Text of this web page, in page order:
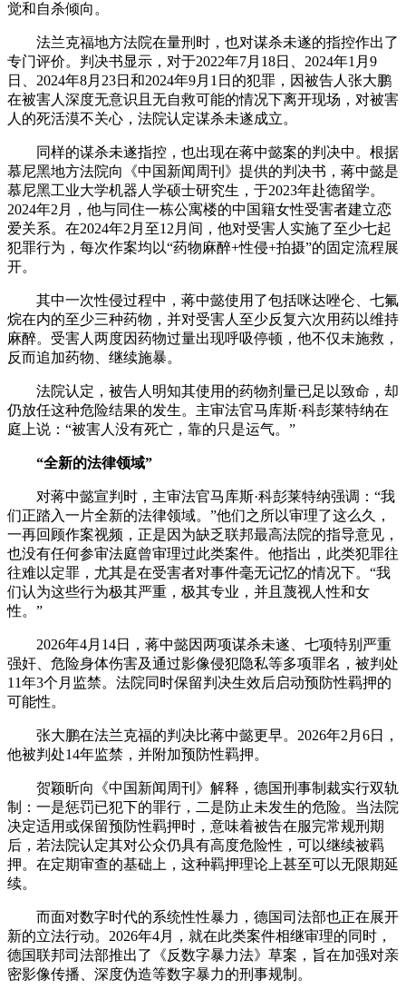
觉和自杀倾向。
法兰克福地方法院在量刑时，也对谋杀未遂的指控作出了
专门评价。判决书显示，对于2022年7月18日、2024年1月9
日、2024年8月23日和2024年9月1日的犯罪，因被告人张大鹏
在被害人深度无意识且无自救可能的情况下离开现场，对被害
人的死活漠不关心，法院认定谋杀未遂成立。
同样的谋杀未遂指控，也出现在蒋中懿案的判决中。根据
慕尼黑地方法院向《中国新闻周刊》提供的判决书，蒋中懿是
慕尼黑工业大学机器人学硕士研究生，于2023年赴德留学。
2024年2月，他与同住一栋公寓楼的中国籍女性受害者建立恋
爱关系。在2024年2月至12月间，他对受害人实施了至少七起
犯罪行为，每次作案均以“药物麻醉+性侵+拍摄”的固定流程展
开。
其中一次性侵过程中，蒋中懿使用了包括咪达唑仑、七氟
烷在内的至少三种药物，并对受害人至少反复六次用药以维持
麻醉。受害人两度因药物过量出现呼吸停顿，他不仅未施救，
反而追加药物、继续施暴。
法院认定，被告人明知其使用的药物剂量已足以致命，却
仍放任这种危险结果的发生。主审法官马库斯·科彭莱特纳在
庭上说：“被害人没有死亡，靠的只是运气。”
“全新的法律领域”
对蒋中懿宣判时，主审法官马库斯·科彭莱特纳强调：“我
们正踏入一片全新的法律领域。”他们之所以审理了这么久，
一再回顾作案视频，正是因为缺乏联邦最高法院的指导意见，
也没有任何参审法庭曾审理过此类案件。他指出，此类犯罪往
往难以定罪，尤其是在受害者对事件毫无记忆的情况下。“我
们认为这些行为极其严重，极其专业，并且蔑视人性和女
性。”
2026年4月14日，蒋中懿因两项谋杀未遂、七项特别严重
强奸、危险身体伤害及通过影像侵犯隐私等多项罪名，被判处
11年3个月监禁。法院同时保留判决生效后启动预防性羁押的
可能性。
张大鹏在法兰克福的判决比蒋中懿更早。2026年2月6日，
他被判处14年监禁，并附加预防性羁押。
贺颖昕向《中国新闻周刊》解释，德国刑事制裁实行双轨
制：一是惩罚已犯下的罪行，二是防止未发生的危险。当法院
决定适用或保留预防性羁押时，意味着被告在服完常规刑期
后，若法院认定其对公众仍具有高度危险性，可以继续被羁
押。在定期审查的基础上，这种羁押理论上甚至可以无限期延
续。
而面对数字时代的系统性性暴力，德国司法部也正在展开
新的立法行动。2026年4月，就在此类案件相继审理的同时，
德国联邦司法部推出了《反数字暴力法》草案，旨在加强对亲
密影像传播、深度伪造等数字暴力的刑事规制。